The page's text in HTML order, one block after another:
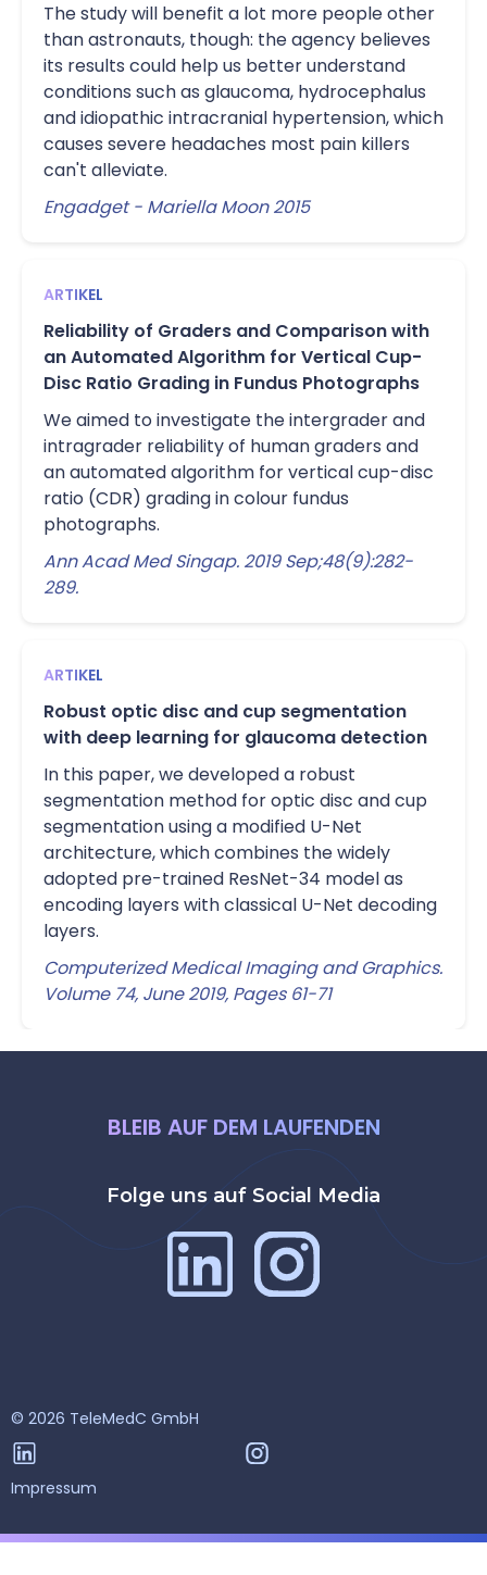
The study will benefit a lot more people other
than astronauts, though: the agency believes
its results could help us better understand
conditions such as glaucoma, hydrocephalus
and idiopathic intracranial hypertension, which
causes severe headaches most pain killers
can't alleviate.
Engadget - Mariella Moon 2015
ARTIKEL
Reliability of Graders and Comparison with
an Automated Algorithm for Vertical Cup-
Disc Ratio Grading in Fundus Photographs
We aimed to investigate the intergrader and
intragrader reliability of human graders and
an automated algorithm for vertical cup-disc
ratio (CDR) grading in colour fundus
photographs.
Ann Acad Med Singap. 2019 Sep;48(9):282-
289.
ARTIKEL
Robust optic disc and cup segmentation
with deep learning for glaucoma detection
In this paper, we developed a robust
segmentation method for optic disc and cup
segmentation using a modified U-Net
architecture, which combines the widely
adopted pre-trained ResNet-34 model as
encoding layers with classical U-Net decoding
layers.
Computerized Medical Imaging and Graphics.
Volume 74, June 2019, Pages 61-71
BLEIB AUF DEM LAUFENDEN
Folge uns auf Social Media
© 2026 TeleMedC GmbH
Impressum